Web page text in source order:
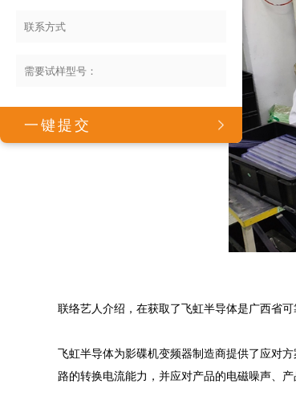
联络艺人介绍，在获取了飞虹半导体是广西省
飞虹半导体为影碟机变频器制造商提供了应对
路的转换电流能力，并应对产品的电磁噪声、